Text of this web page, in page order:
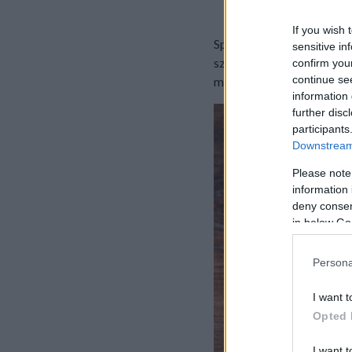
If you wish
sensitive
confirm
continue
information
further
Please
information
deny
in below
I want
Opted
Spenót és parmezán.
szószba, hmmm...
meg ezt a húsmentes